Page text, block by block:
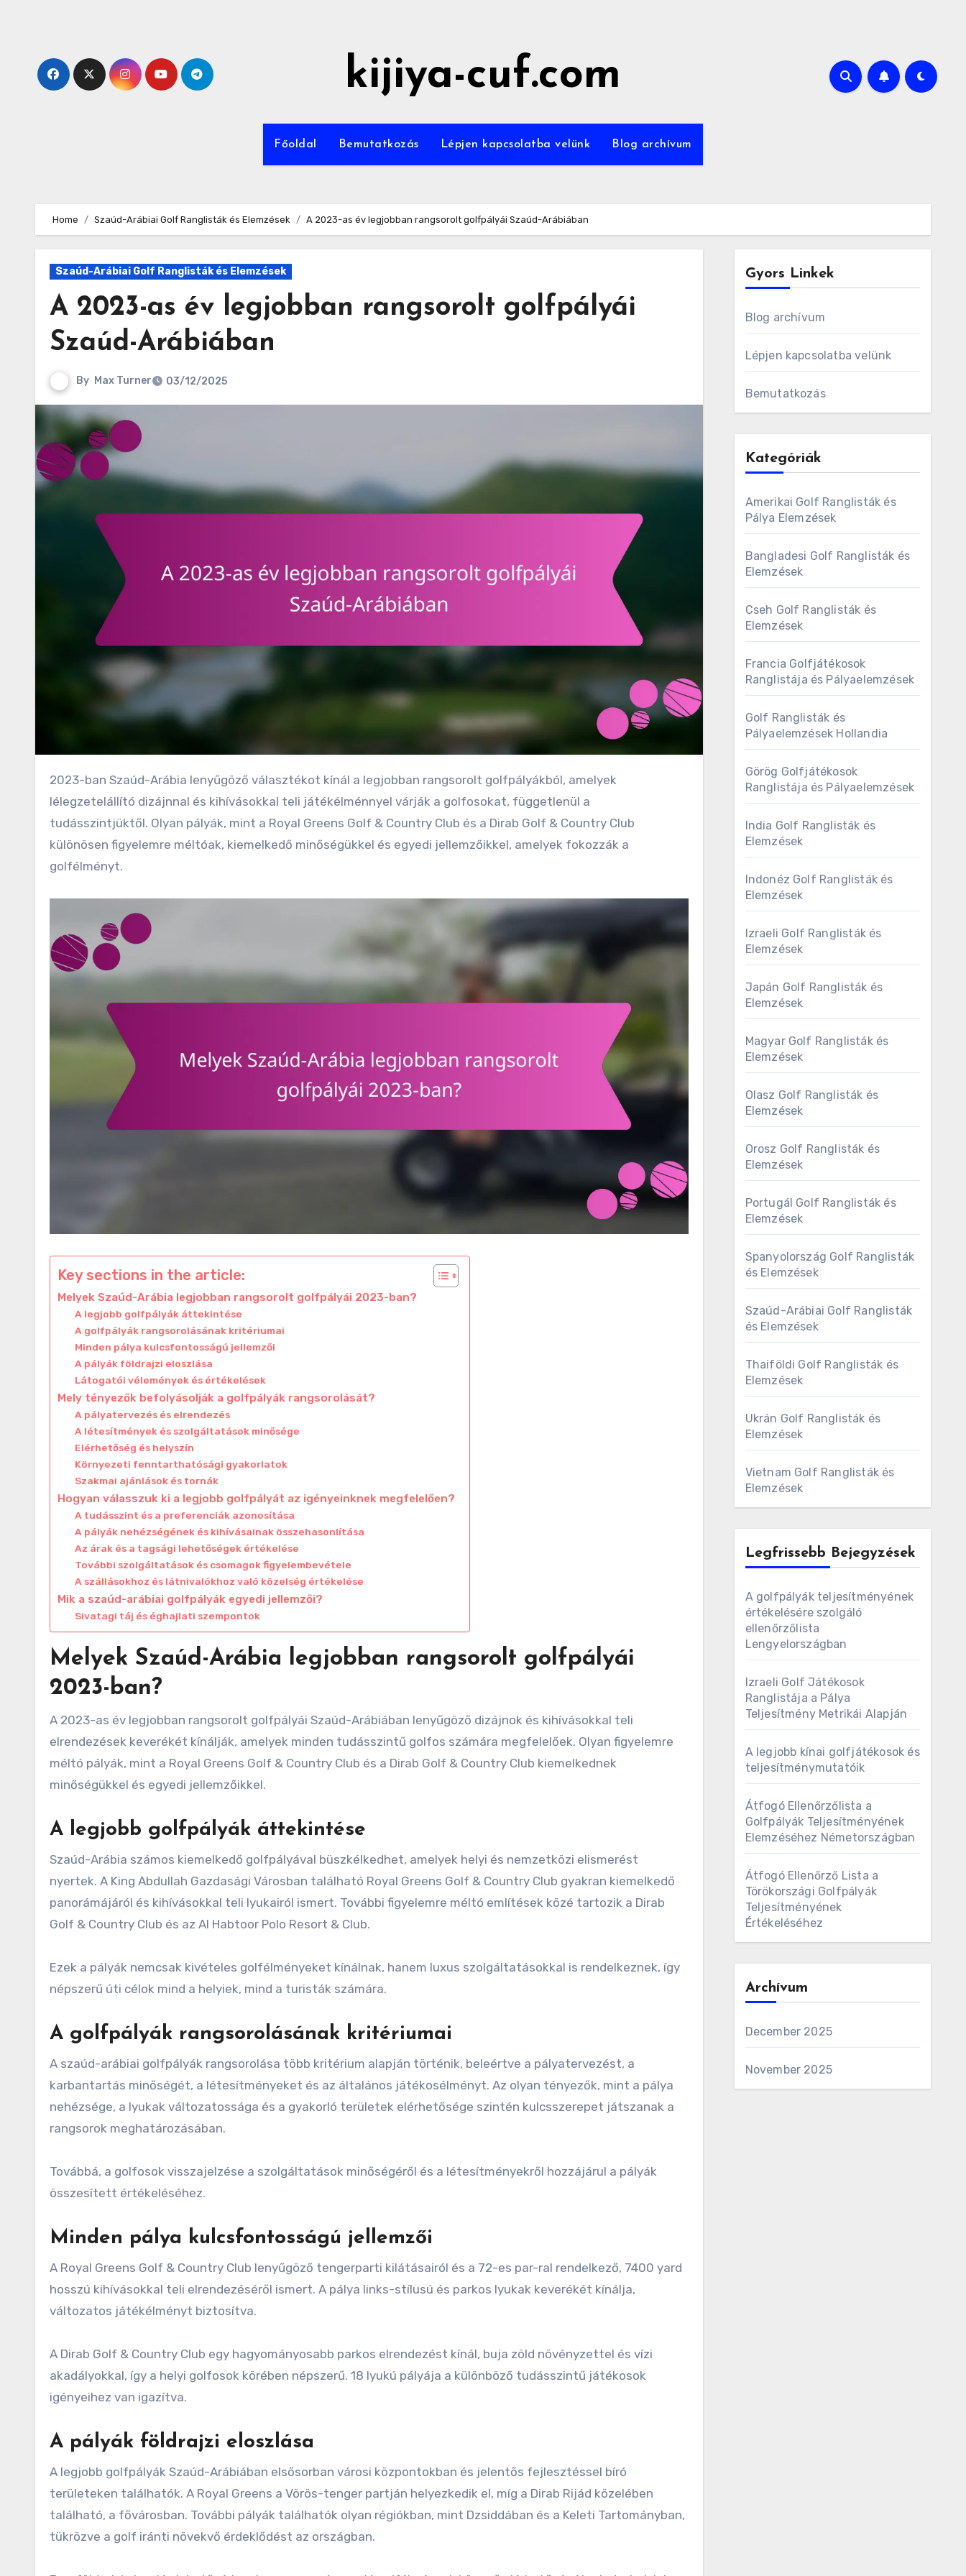
kijiya-cuf.com
Főoldal Bemutatkozás Lépjen kapcsolatba velünk Blog archívum
Home Szaúd-Arábiai Golf Ranglisták és Elemzések A 2023-as év legjobban rangsorolt golfpályái Szaúd-Arábiában
Szaúd-Arábiai Golf Ranglisták és Elemzések
A 2023-as év legjobban rangsorolt golfpályái
Szaúd-Arábiában
By Max Turner 03/12/2025
2023-ban Szaúd-Arábia lenyűgöző választékot kínál a legjobban rangsorolt golfpályákból, amelyek
lélegzetelállító dizájnnal és kihívásokkal teli játékélménnyel várják a golfosokat, függetlenül a
tudásszintjüktől. Olyan pályák, mint a Royal Greens Golf & Country Club és a Dirab Golf & Country Club
különösen figyelemre méltóak, kiemelkedő minőségükkel és egyedi jellemzőikkel, amelyek fokozzák a
golfélményt.
Key sections in the article:
Melyek Szaúd-Arábia legjobban rangsorolt golfpályái 2023-ban?
A legjobb golfpályák áttekintése
A golfpályák rangsorolásának kritériumai
Minden pálya kulcsfontosságú jellemzői
A pályák földrajzi eloszlása
Látogatói vélemények és értékelések
Mely tényezők befolyásolják a golfpályák rangsorolását?
A pályatervezés és elrendezés
A létesítmények és szolgáltatások minősége
Elérhetőség és helyszín
Környezeti fenntarthatósági gyakorlatok
Szakmai ajánlások és tornák
Hogyan válasszuk ki a legjobb golfpályát az igényeinknek megfelelően?
A tudásszint és a preferenciák azonosítása
A pályák nehézségének és kihívásainak összehasonlítása
Az árak és a tagsági lehetőségek értékelése
További szolgáltatások és csomagok figyelembevétele
A szállásokhoz és látnivalókhoz való közelség értékelése
Mik a szaúd-arábiai golfpályák egyedi jellemzői?
Sivatagi táj és éghajlati szempontok
Melyek Szaúd-Arábia legjobban rangsorolt golfpályái
2023-ban?
A 2023-as év legjobban rangsorolt golfpályái Szaúd-Arábiában lenyűgöző dizájnok és kihívásokkal teli
elrendezések keverékét kínálják, amelyek minden tudásszintű golfos számára megfelelőek. Olyan figyelemre
méltó pályák, mint a Royal Greens Golf & Country Club és a Dirab Golf & Country Club kiemelkednek
minőségükkel és egyedi jellemzőikkel.
A legjobb golfpályák áttekintése
Szaúd-Arábia számos kiemelkedő golfpályával büszkélkedhet, amelyek helyi és nemzetközi elismerést
nyertek. A King Abdullah Gazdasági Városban található Royal Greens Golf & Country Club gyakran kiemelkedő
panorámájáról és kihívásokkal teli lyukairól ismert. További figyelemre méltó említések közé tartozik a Dirab
Golf & Country Club és az Al Habtoor Polo Resort & Club.
Ezek a pályák nemcsak kivételes golfélményeket kínálnak, hanem luxus szolgáltatásokkal is rendelkeznek, így
népszerű úti célok mind a helyiek, mind a turisták számára.
A golfpályák rangsorolásának kritériumai
A szaúd-arábiai golfpályák rangsorolása több kritérium alapján történik, beleértve a pályatervezést, a
karbantartás minőségét, a létesítményeket és az általános játékosélményt. Az olyan tényezők, mint a pálya
nehézsége, a lyukak változatossága és a gyakorló területek elérhetősége szintén kulcsszerepet játszanak a
rangsorok meghatározásában.
Továbbá, a golfosok visszajelzése a szolgáltatások minőségéről és a létesítményekről hozzájárul a pályák
összesített értékeléséhez.
Minden pálya kulcsfontosságú jellemzői
A Royal Greens Golf & Country Club lenyűgöző tengerparti kilátásairól és a 72-es par-ral rendelkező, 7400 yard
hosszú kihívásokkal teli elrendezéséről ismert. A pálya links-stílusú és parkos lyukak keverékét kínálja,
változatos játékélményt biztosítva.
A Dirab Golf & Country Club egy hagyományosabb parkos elrendezést kínál, buja zöld növényzettel és vízi
akadályokkal, így a helyi golfosok körében népszerű. 18 lyukú pályája a különböző tudásszintű játékosok
igényeihez van igazítva.
A pályák földrajzi eloszlása
A legjobb golfpályák Szaúd-Arábiában elsősorban városi központokban és jelentős fejlesztéssel bíró
területeken találhatók. A Royal Greens a Vörös-tenger partján helyezkedik el, míg a Dirab Rijád közelében
található, a fővárosban. További pályák találhatók olyan régiókban, mint Dzsiddában és a Keleti Tartományban,
tükrözve a golf iránti növekvő érdeklődést az országban.
Gyors Linkek
Blog archívum
Lépjen kapcsolatba velünk
Bemutatkozás
Kategóriák
Amerikai Golf Ranglisták és
Pálya Elemzések
Bangladesi Golf Ranglisták és
Elemzések
Cseh Golf Ranglisták és
Elemzések
Francia Golfjátékosok
Ranglistája és Pályaelemzések
Golf Ranglisták és
Pályaelemzések Hollandia
Görög Golfjátékosok
Ranglistája és Pályaelemzések
India Golf Ranglisták és
Elemzések
Indonéz Golf Ranglisták és
Elemzések
Izraeli Golf Ranglisták és
Elemzések
Japán Golf Ranglisták és
Elemzések
Magyar Golf Ranglisták és
Elemzések
Olasz Golf Ranglisták és
Elemzések
Orosz Golf Ranglisták és
Elemzések
Portugál Golf Ranglisták és
Elemzések
Spanyolország Golf Ranglisták
és Elemzések
Szaúd-Arábiai Golf Ranglisták
és Elemzések
Thaiföldi Golf Ranglisták és
Elemzések
Ukrán Golf Ranglisták és
Elemzések
Vietnam Golf Ranglisták és
Elemzések
Legfrissebb Bejegyzések
A golfpályák teljesítményének
értékelésére szolgáló
ellenőrzőlista
Lengyelországban
Izraeli Golf Játékosok
Ranglistája a Pálya
Teljesítmény Metrikái Alapján
A legjobb kínai golfjátékosok és
teljesítménymutatóik
Átfogó Ellenőrzőlista a
Golfpályák Teljesítményének
Elemzéséhez Németországban
Átfogó Ellenőrző Lista a
Törökországi Golfpályák
Teljesítményének
Értékeléséhez
Archívum
December 2025
November 2025